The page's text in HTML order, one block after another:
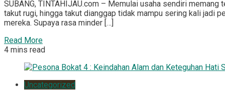
SUBANG, TINTAHIJAU.com – Memulai usaha sendiri
takut rugi, hingga takut dianggap tidak mampu sering kali jadi
mereka. Supaya rasa minder […]
Read More
4 mins read
Uncategorized